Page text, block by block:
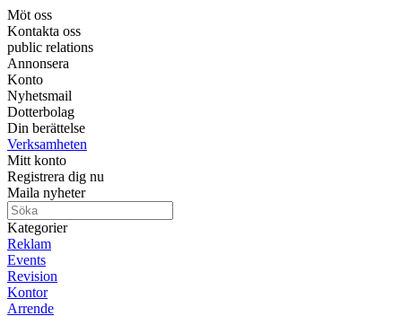
Möt oss
Kontakta oss
public relations
Annonsera
Konto
Nyhetsmail
Dotterbolag
Din berättelse
Verksamheten
Mitt konto
Registrera dig nu
Maila nyheter
Kategorier
Reklam
Events
Revision
Kontor
Arrende